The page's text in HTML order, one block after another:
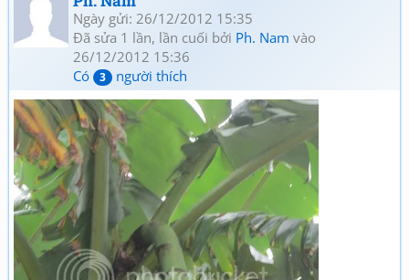
Ngày gửi: 26/12/2012 15:35
Đã sửa 1 lần, lần cuối bởi Ph. Nam vào
26/12/2012 15:36
Có
3 người thích